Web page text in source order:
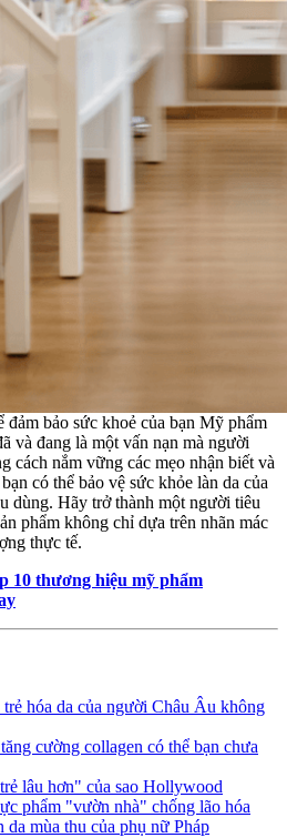
bảo sức khoẻ của bạn Mỹ phẩm
và đang là một vấn nạn mà người
cách nắm vững các mẹo nhận biết và
có thể bảo vệ sức khỏe làn da của
dùng. Hãy trở thành một người tiêu
phẩm không chỉ dựa trên nhãn mác
thực tế.
10 thương hiệu mỹ phẩm
hóa da của người Châu Âu không
cường collagen có thể bạn chưa
lâu hơn" của sao Hollywood
phẩm "vườn nhà" chống lão hóa
mùa thu của phụ nữ Pháp